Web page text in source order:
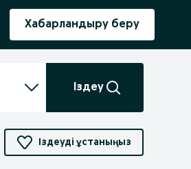
Хабарландыру беру
Іздеу
Іздеуді ұстаныңыз